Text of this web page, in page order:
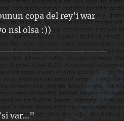
copa del rey’i war
nsl olsa :))
var…”